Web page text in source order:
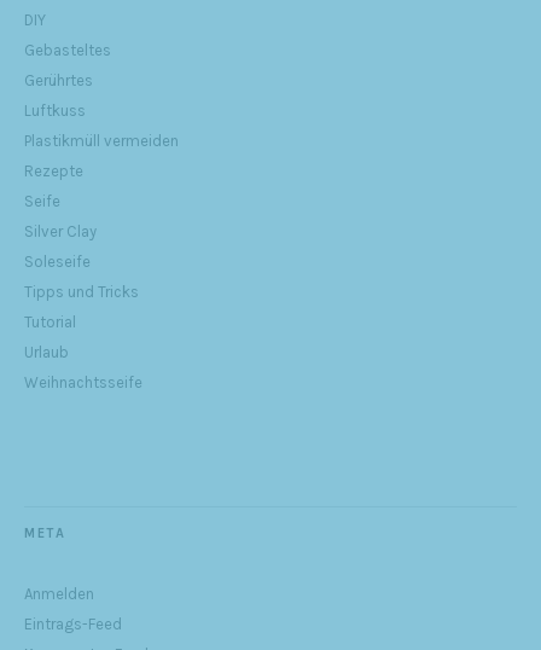
DIY
Gebasteltes
Gerührtes
Luftkuss
Plastikmüll vermeiden
Rezepte
Seife
Silver Clay
Soleseife
Tipps und Tricks
Tutorial
Urlaub
Weihnachtsseife
META
Anmelden
Eintrags-Feed